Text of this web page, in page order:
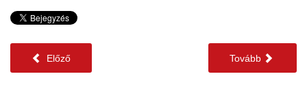
Előző Tovább